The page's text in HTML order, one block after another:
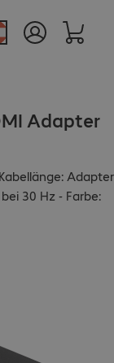
Adapter
Adapter
30 Hz - Farbe: